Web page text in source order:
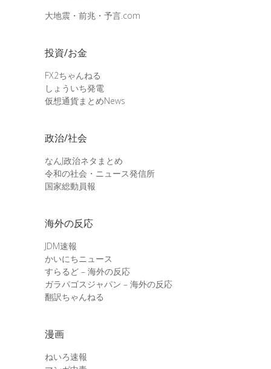
大地震・前兆・予言.com
投資/お金
FX2ちゃんねる
しょういち発電
仮想通貨まとめNews
政治/社会
なんJ政治ネタまとめ
令和の社会・ニュース発信所
国家総動員報
海外の反応
JDM速報
かいにちニュース
すらるど – 海外の反応
ガラパゴスジャパン – 海外の反応
翻訳ちゃんねる
漫画
ねいろ速報